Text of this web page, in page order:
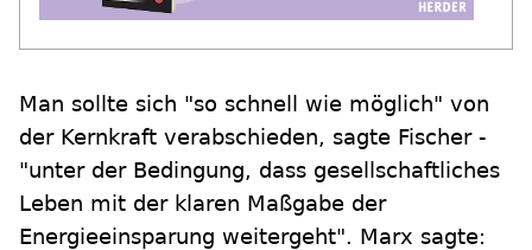
Man sollte sich "so schnell wie möglich" von
der Kernkraft verabschieden, sagte Fischer -
"unter der Bedingung, dass gesellschaftliches
Leben mit der klaren Maßgabe der
Energieeinsparung weitergeht". Marx sagte: